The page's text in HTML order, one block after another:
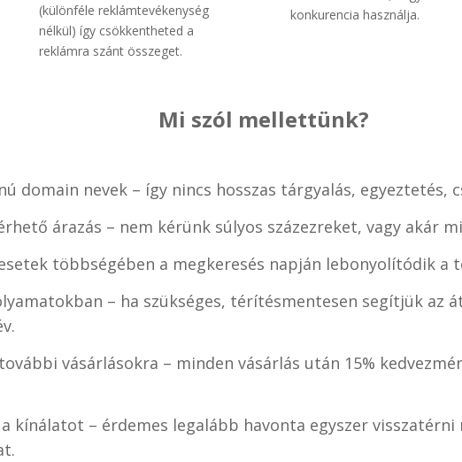
(különféle reklámtevékenység
nélkül) így csökkentheted a
reklámra szánt összeget.
konkurencia használja.
Mi szól mellettünk?
domain nevek – így nincs hosszas tárgyalás, egyeztetés,
árazás – nem kérünk súlyos százezreket, vagy akár
többségében a megkeresés napján lebonyolítódik a
– ha szükséges, térítésmentesen segítjük az
vásárlásokra – minden vásárlás után 15%
kínálatot – érdemes legalább havonta egyszer